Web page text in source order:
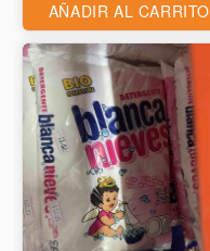
AÑADIR AL CARRITO